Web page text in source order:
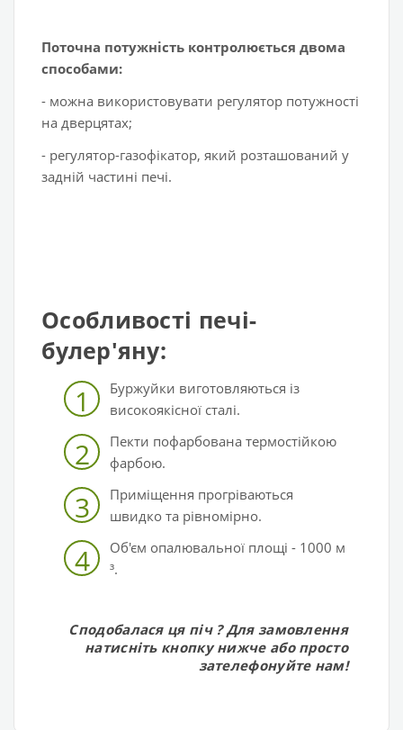
Поточна потужність контролюється двома
способами:
- можна використовувати регулятор потужності
на дверцятах;
- регулятор-газофікатор, який розташований у
задній частині печі.
Особливості печі-
булер'яну:
1
Буржуйки виготовляються із
високоякісної сталі.
2
Пекти пофарбована термостійкою
фарбою.
3
Приміщення прогріваються
швидко та рівномірно.
4
Об'єм опалювальної площі - 1000 м
³.
Сподобалася ця піч ? Для замовлення
натисніть кнопку нижче або просто
зателефонуйте нам!